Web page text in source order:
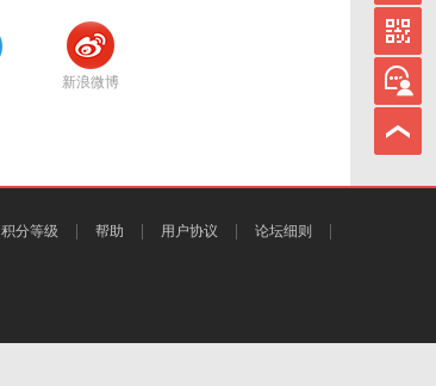
新浪微博
积分等级 帮助 用户协议 论坛细则